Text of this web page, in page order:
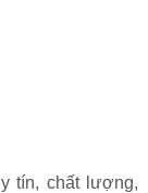
tín, chất lượng,